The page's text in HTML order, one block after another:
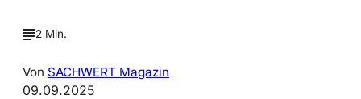
2 Min.
Von SACHWERT Magazin
09.09.2025